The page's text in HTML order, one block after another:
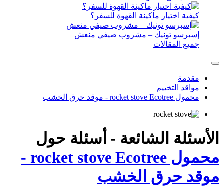
كيفية اختيار ماكينة القهوة للسفر؟
إسبرسو تونيك – مشروب صيفي منعش
جميع المقالات
مقدمة
مواقد التخييم
محمول rocket stove Ecotree - موقد حرق الخشب
الأسئلة الشائعة - أسئلة حول
محمول rocket stove Ecotree -
موقد حرق الخشب